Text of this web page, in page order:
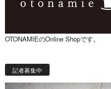
OTONAMIEのOnline Shopです。
記者募集中